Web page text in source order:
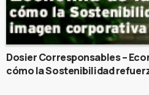
Dosier Corresponsables –
cómo la Sostenibilidad